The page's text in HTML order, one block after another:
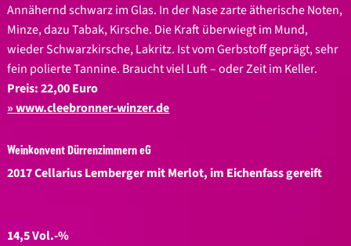
Annähernd schwarz im Glas. In der Nase zarte ätherische Noten,
Minze, dazu Tabak, Kirsche. Die Kraft überwiegt im Mund,
wieder Schwarzkirsche, Lakritz. Ist vom Gerbstoff geprägt, sehr
fein polierte Tannine. Braucht viel Luft – oder Zeit im Keller.
Preis: 22,00 Euro
www.cleebronner-winzer.de
Weinkonvent Dürrenzimmern eG
2017 Cellarius Lemberger mit Merlot, im Eichenfass gereift
14,5 Vol.-%